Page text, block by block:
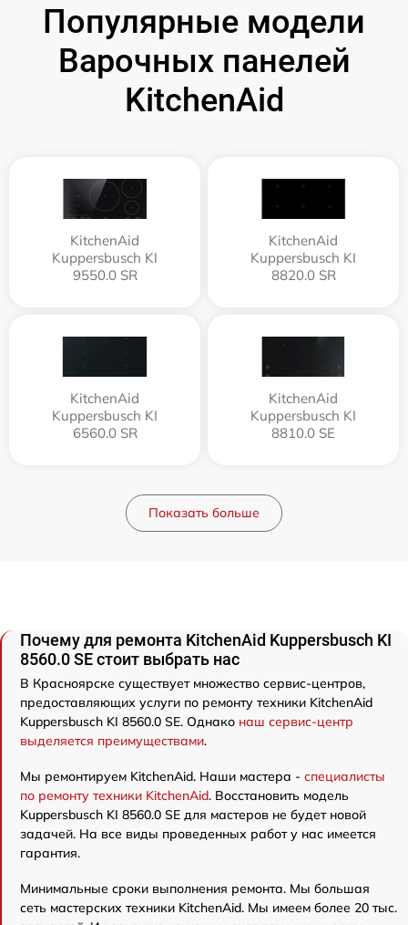
Популярные модели
Варочных панелей
KitchenAid
KitchenAid
Kuppersbusch KI
9550.0 SR
KitchenAid
Kuppersbusch KI
8820.0 SR
KitchenAid
Kuppersbusch KI
6560.0 SR
KitchenAid
Kuppersbusch KI
8810.0 SE
Показать больше
Почему для ремонта KitchenAid Kuppersbusch KI
8560.0 SE стоит выбрать нас
В Красноярске существует множество сервис-центров,
предоставляющих услуги по ремонту техники KitchenAid
Kuppersbusch KI 8560.0 SE. Однако наш сервис-центр
выделяется преимуществами.
Мы ремонтируем KitchenAid. Наши мастера - специалисты
по ремонту техники KitchenAid. Восстановить модель
Kuppersbusch KI 8560.0 SE для мастеров не будет новой
задачей. На все виды проведенных работ у нас имеется
гарантия.
Минимальные сроки выполнения ремонта. Мы большая
сеть мастерских техники KitchenAid. Мы имеем более 20 тыс.